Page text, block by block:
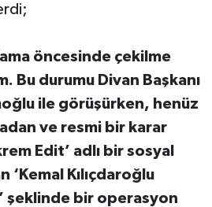
öncesinde çekilme
Bu durumu Divan Başkanı
ile görüşürken, henüz
ve resmi bir karar
Edit’ adlı bir sosyal
‘Kemal Kılıçdaroğlu
şeklinde bir operasyon